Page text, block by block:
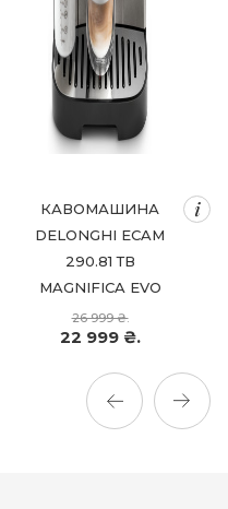
КАВОМАШИНА
DELONGHI ECAM
290.81 ТВ
MAGNIFICA EVO
26 999 ₴.
22 999 ₴.